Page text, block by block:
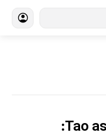
Tao as an Existential Remedy: